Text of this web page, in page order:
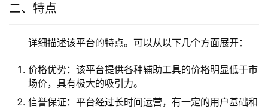
二、特点
详细描述该平台的特点。可以从以下几个方面展开：
价格优势：该平台提供各种辅助工具的价格明显低于市
场价，具有极大的吸引力。
信誉保证：平台经过长时间运营，有一定的用户基础和